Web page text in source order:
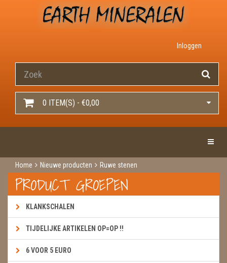
Inloggen
0 ITEM(S) - €0,00
Home Nieuwe producten Ruwe stenen
PRODUCT GROEPEN
KLANKSCHALEN
TIJDELIJKE ARTIKELEN OP=OP !!
6 VOOR 5 EURO